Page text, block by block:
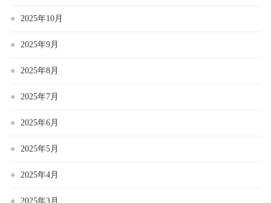
2025年10月
2025年9月
2025年8月
2025年7月
2025年6月
2025年5月
2025年4月
2025年3月